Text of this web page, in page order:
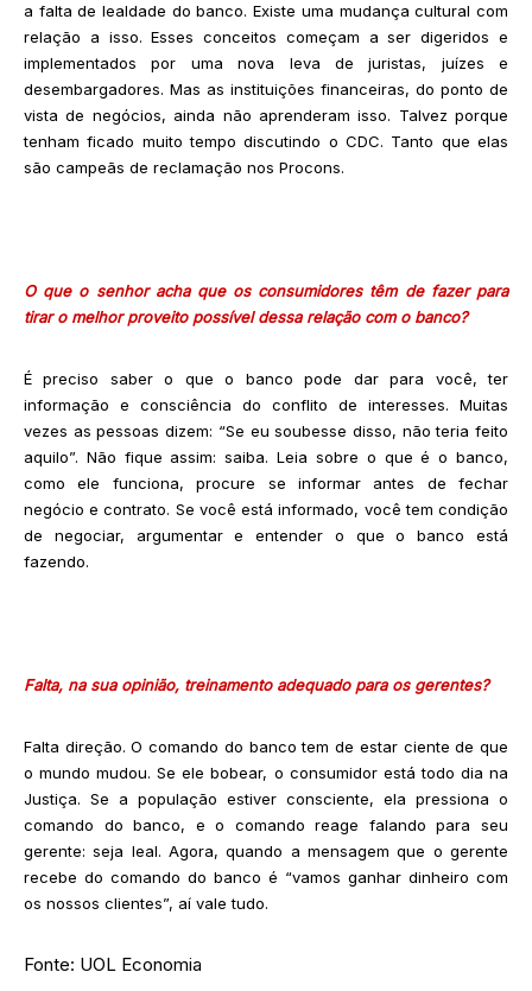
a falta de lealdade do banco. Existe uma mudança cultural com
relação a isso. Esses conceitos começam a ser digeridos e
implementados por uma nova leva de juristas, juízes e
desembargadores. Mas as instituições financeiras, do ponto de
vista de negócios, ainda não aprenderam isso. Talvez porque
tenham ficado muito tempo discutindo o CDC. Tanto que elas
são campeãs de reclamação nos Procons.
O que o senhor acha que os consumidores têm de fazer para
tirar o melhor proveito possível dessa relação com o banco?
É preciso saber o que o banco pode dar para você, ter
informação e consciência do conflito de interesses. Muitas
vezes as pessoas dizem: “Se eu soubesse disso, não teria feito
aquilo”. Não fique assim: saiba. Leia sobre o que é o banco,
como ele funciona, procure se informar antes de fechar
negócio e contrato. Se você está informado, você tem condição
de negociar, argumentar e entender o que o banco está
fazendo.
Falta, na sua opinião, treinamento adequado para os gerentes?
Falta direção. O comando do banco tem de estar ciente de que
o mundo mudou. Se ele bobear, o consumidor está todo dia na
Justiça. Se a população estiver consciente, ela pressiona o
comando do banco, e o comando reage falando para seu
gerente: seja leal. Agora, quando a mensagem que o gerente
recebe do comando do banco é “vamos ganhar dinheiro com
os nossos clientes”, aí vale tudo.
Fonte: UOL Economia